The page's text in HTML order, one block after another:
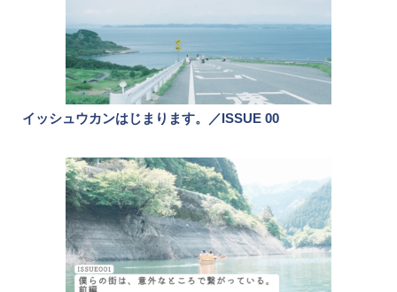
イッシュウカンはじまります。／ISSUE 00